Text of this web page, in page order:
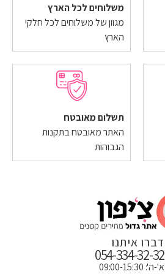
משלוחים לכל הארץ
מגוון של משלוחים לכל חלקי
הארץ
תשלום מאובטח
האתר מאובטח בתקנות
הגבוהות
דברו איתנו
054-334-32-32
א'-ה': 09:00-15:30